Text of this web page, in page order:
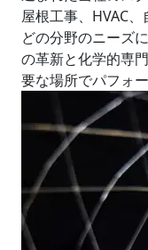
屋根工事、HVAC
どの分野のニーズ
の革新と化学的専
要な場所でパフォ